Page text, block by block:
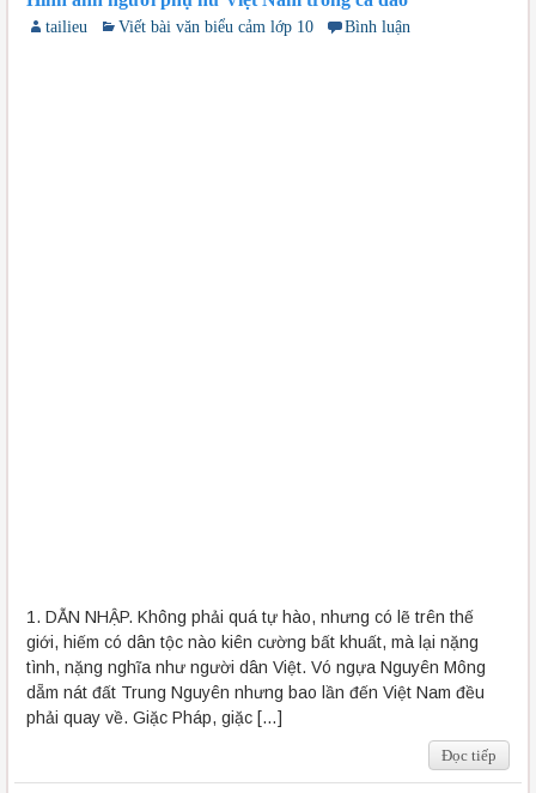
tailieu Viết bài văn biểu cảm lớp 10 Bình luận
1. DẪN NHẬP. Không phải quá tự hào, nhưng có lẽ trên thế
giới, hiếm có dân tộc nào kiên cường bất khuất, mà lại nặng
tình, nặng nghĩa như người dân Việt. Vó ngựa Nguyên Mông
dẵm nát đất Trung Nguyên nhưng bao lần đến Việt Nam đều
phải quay về. Giặc Pháp, giặc […]
Đọc tiếp